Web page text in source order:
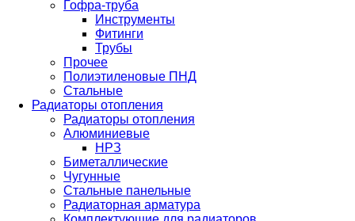
Гофра-труба
Инструменты
Фитинги
Трубы
Прочее
Полиэтиленовые ПНД
Стальные
Радиаторы отопления
Радиаторы отопления
Алюминиевые
НРЗ
Биметаллические
Чугунные
Стальные панельные
Радиаторная арматура